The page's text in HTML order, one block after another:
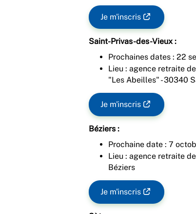
Je m'inscris
Saint-Privas-des-Vieux :
Prochaines dates : 22
Lieu : agence retraite
"Les Abeilles" - 30340
Je m'inscris
Béziers :
Prochaine date : 7
Lieu : agence retraite
Béziers
Je m'inscris